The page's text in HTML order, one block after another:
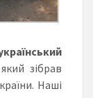
зібрав
Наші